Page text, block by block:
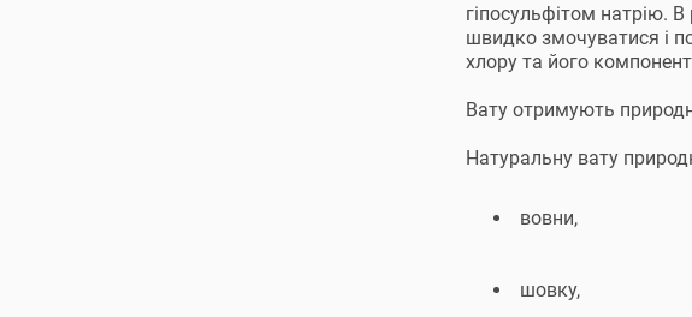
гіпосульфітом натрію.
швидко змочуватися і
хлору та його
Вату отримують
Натуральну вату
вовни,
шовку,